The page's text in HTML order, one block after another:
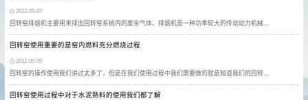
2012-05-07
回转窑排烟机主要用来排出回转窑系统内的废余气体。排烟机是一种功率较大的传动动力机械…
回转窑使用重要的是窑内燃料充分燃烧过程
2012-05-05
回转窑的操作使用我们讲过太多了，但是在我们使用过程中我们需要做的就是知道我们的回转…
回转窑使用过程中对于水泥熟料的使用我们都了解